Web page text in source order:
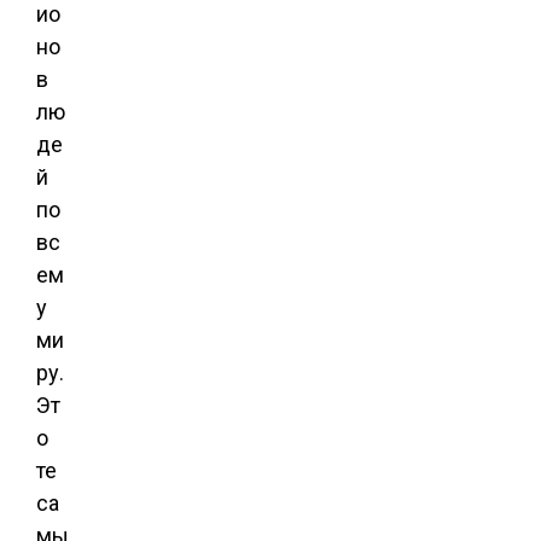
ио
но
в
лю
де
й
по
вс
ем
у
ми
ру.
Эт
о
те
са
мы